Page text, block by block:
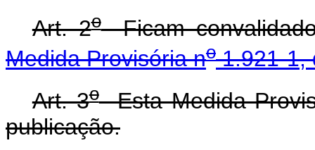
Art. 2oFicam
Medida Provisória no1.921-1,
Art. 3oEsta Medida
publicação.